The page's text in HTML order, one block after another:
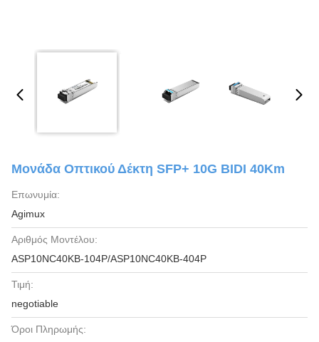
Μονάδα Οπτικού Δέκτη SFP+ 10G BIDI 40Km
Επωνυμία:
Agimux
Αριθμός Μοντέλου:
ASP10NC40KB-104P/ASP10NC40KB-404P
Τιμή:
negotiable
Όροι Πληρωμής: